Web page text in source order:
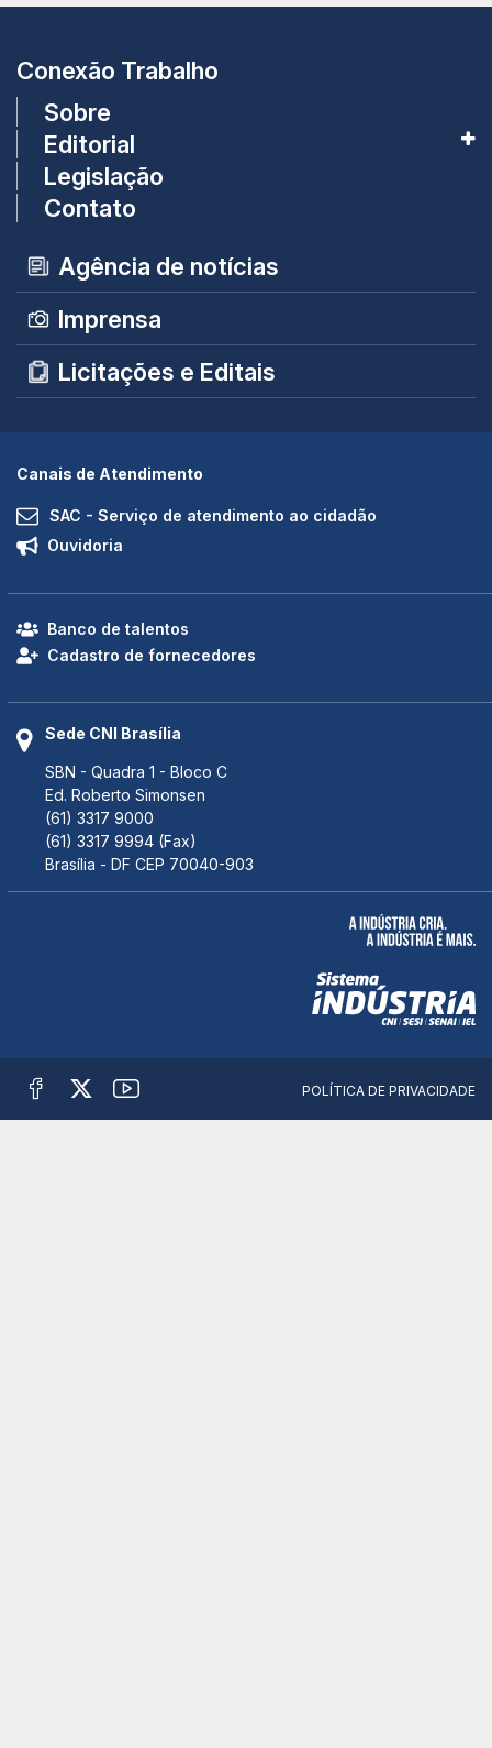
Conexão Trabalho
Sobre
Editorial
Legislação
Contato
Agência de notícias
Imprensa
Licitações e Editais
Canais de Atendimento
SAC - Serviço de atendimento ao cidadão
Ouvidoria
Banco de talentos
Cadastro de fornecedores
Sede CNI Brasília
SBN - Quadra 1 - Bloco C
Ed. Roberto Simonsen
(61) 3317 9000
(61) 3317 9994 (Fax)
Brasília - DF CEP 70040-903
POLÍTICA DE PRIVACIDADE